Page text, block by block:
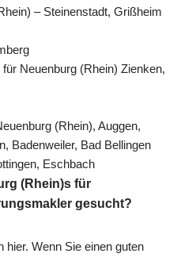
– Steinenstadt, Grißheim
Neuenburg (Rhein) Zienken,
(Rhein), Auggen,
Badenweiler, Bad Bellingen
Eschbach
(Rhein)s für
gesucht?
hier. Wenn Sie einen guten